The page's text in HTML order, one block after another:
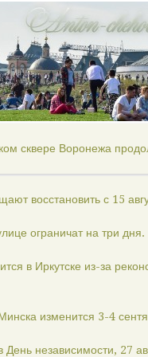
сквере Воронежа
восстановить с 15
ограничат на три дня.
в Иркутске из-за
изменится 3-4
независимости, 27